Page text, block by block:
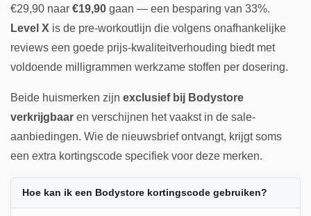
€29,90 naar €19,90 gaan — een besparing van 33%.
Level X is de pre-workoutlijn die volgens onafhankelijke
reviews een goede prijs-kwaliteitverhouding biedt met
voldoende milligrammen werkzame stoffen per dosering.
Beide huismerken zijn exclusief bij Bodystore
verkrijgbaar en verschijnen het vaakst in de sale-
aanbiedingen. Wie de nieuwsbrief ontvangt, krijgt soms
een extra kortingscode specifiek voor deze merken.
Hoe kan ik een Bodystore kortingscode gebruiken?